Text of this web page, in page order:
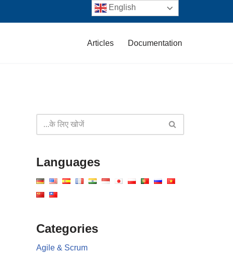
Articles Documentation
Languages
Categories
Agile & Scrum
English